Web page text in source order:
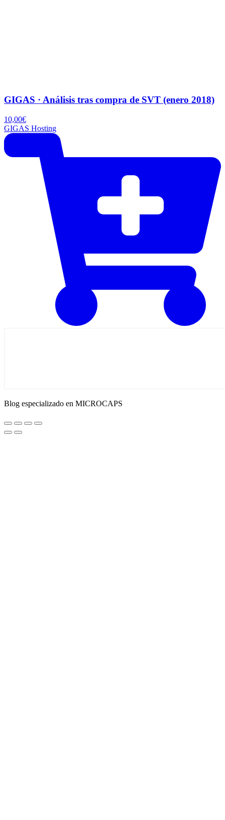
GIGAS · Análisis tras compra de SVT (enero 2018)
10,00€
GIGAS Hosting
Blog especializado en MICROCAPS